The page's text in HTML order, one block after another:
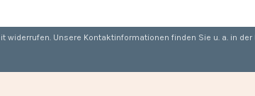
widerrufen. Unsere Kontaktinformationen finden Sie u. a. in